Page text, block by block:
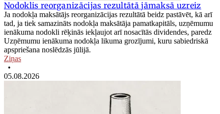
Nodoklis reorganizācijas rezultātā jāmaksā uzreiz
Ja nodokļa maksātājs reorganizācijas rezultātā beidz pastāvēt, kā arī
tad, ja tiek samazināts nodokļa maksātāja pamatkapitāls, uzņēmumu
ienākuma nodokli rēķinās iekļaujot arī nosacītās dividendes, paredz
Uzņēmumu ienākuma nodokļa likuma grozījumi, kuru sabiedriskā
apspriešana noslēdzās jūlijā.
Ziņas
•
05.08.2026